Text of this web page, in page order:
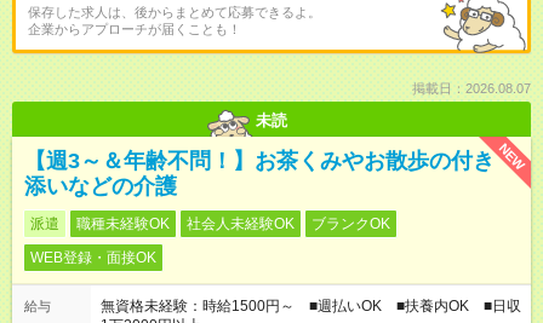
保存した求人は、後からまとめて応募できるよ。
企業からアプローチが届くことも！
掲載日：2026.08.07
未読
NEW
【週3～＆年齢不問！】お茶くみやお散歩の付き
添いなどの介護
派遣 職種未経験OK 社会人未経験OK
ブランクOK
WEB登録・面接OK
給与
無資格未経験：時給1500円～ ■週払いOK ■扶養内OK ■日収